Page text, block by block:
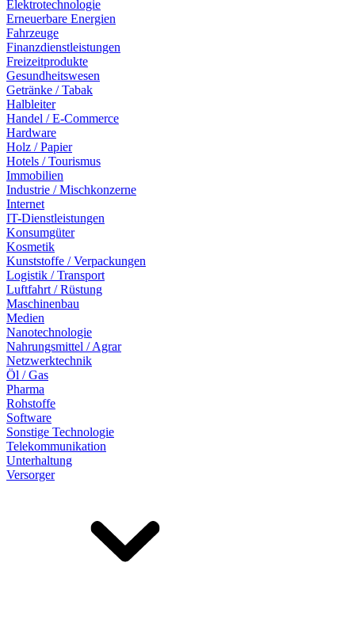
Elektrotechnologie
Erneuerbare Energien
Fahrzeuge
Finanzdienstleistungen
Freizeitprodukte
Gesundheitswesen
Getränke / Tabak
Halbleiter
Handel / E-Commerce
Hardware
Holz / Papier
Hotels / Tourismus
Immobilien
Industrie / Mischkonzerne
Internet
IT-Dienstleistungen
Konsumgüter
Kosmetik
Kunststoffe / Verpackungen
Logistik / Transport
Luftfahrt / Rüstung
Maschinenbau
Medien
Nanotechnologie
Nahrungsmittel / Agrar
Netzwerktechnik
Öl / Gas
Pharma
Rohstoffe
Software
Sonstige Technologie
Telekommunikation
Unterhaltung
Versorger